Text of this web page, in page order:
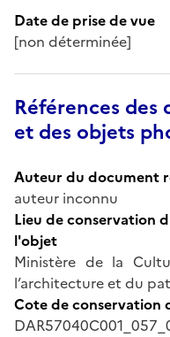
Date de prise de vue
[non déterminée]
Références
et des objets
Auteur du document
auteur inconnu
Lieu de conservation
l'objet
Ministère de la
l’architecture et du
Cote de